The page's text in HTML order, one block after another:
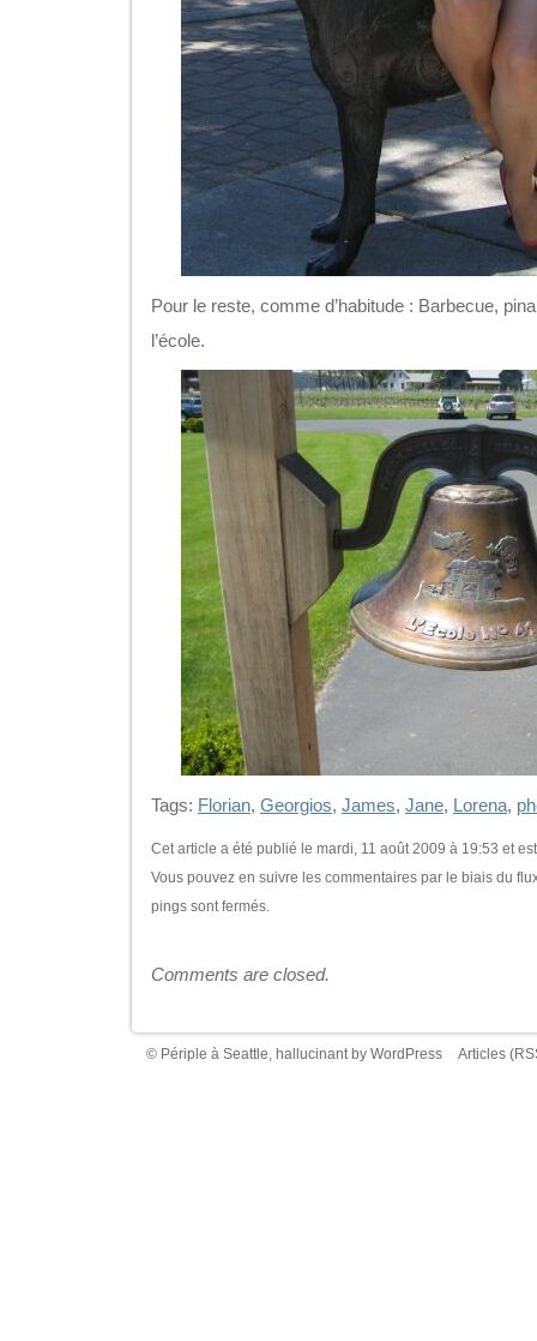
Pour le reste, comme d’habitude : Barbecue,
l’école.
Tags: Florian, Georgios, James, Jane, Lorena,
Cet article a été publié le mardi, 11 août 2009 à 19:53 et
Vous pouvez en suivre les commentaires par le biais du
pings sont fermés.
Comments are closed.
© Périple à Seattle, hallucinant by WordPress Articles